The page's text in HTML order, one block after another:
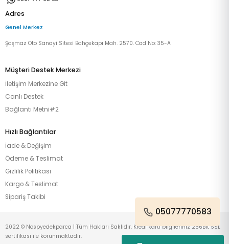
Adres
Genel Merkez
Şaşmaz Oto Sanayi Sitesi Bahçekapı Mah. 2570. Cad No: 35-A
Müşteri Destek Merkezi
İletişim Merkezine Git
Canlı Destek
Bağlantı Metni#2
Hızlı Bağlantılar
İade & Değişim
Ödeme & Teslimat
Gizlilik Politikası
Kargo & Teslimat
Sipariş Takibi
05077770583
2022 © Nospyedekparca | Tüm Hakları Saklıdır. Kredi kartı bilgileriniz 256Bit SSL
sertifikası ile korunmaktadır.